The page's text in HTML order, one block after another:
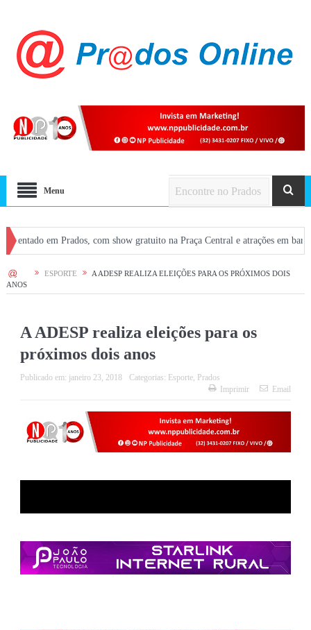
Menu
Prados, com show gratuito na Praça Central e atrações em bares
HOME ESPORTE
A ADESP REALIZA ELEIÇÕES PARA OS PRÓXIMOS DOIS
ANOS
A ADESP realiza eleições para os
próximos dois anos
Publicado em: janeiro 23, 2018 Categorias: Esporte, Prados
Imprimir
Email